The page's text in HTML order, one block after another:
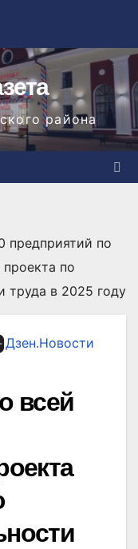
района
предприятий по
по
труда в 2025 году
Дзен.Новости
всей